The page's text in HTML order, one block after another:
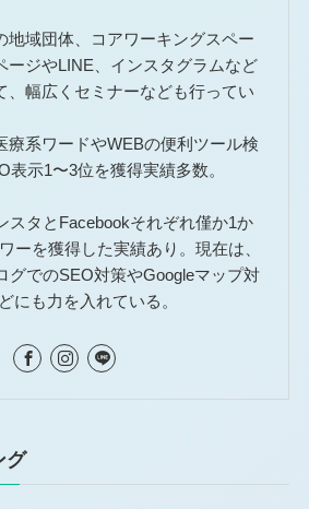
合わせ→
ご連絡ください。
地域団体、コアワーキングスペー
ージやLINE、インスタグラムなど
、幅広くセミナーなども行ってい
療系ワードやWEBの便利ツール検
表示1〜3位を獲得実績多数。
スタとFacebookそれぞれ僅か1か
ーを獲得した実績あり。現在は、
グでのSEO対策やGoogleマップ対
にも力を入れている。
グ